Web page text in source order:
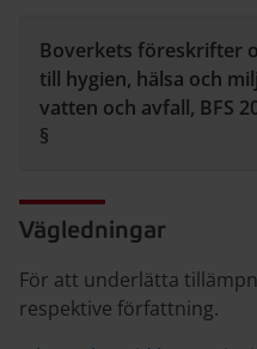
Boverkets föreskrifter
till hygien, hälsa och
vatten och avfall, BFS
§
Vägledningar
För att underlätta
respektive författning.